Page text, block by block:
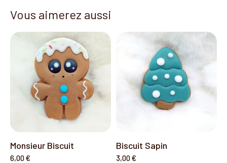
Vous aimerez aussi
Monsieur Biscuit
6,00 €
Biscuit Sapin
3,00 €